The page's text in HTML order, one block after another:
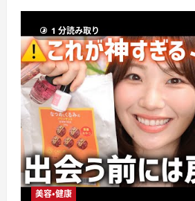
1 分読み取り
美容・健康